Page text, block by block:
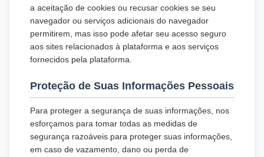
a aceitação de cookies ou recusar cookies se seu
navegador ou serviços adicionais do navegador
permitirem, mas isso pode afetar seu acesso seguro
aos sites relacionados à plataforma e aos serviços
fornecidos pela plataforma.
Proteção de Suas Informações Pessoais
Para proteger a segurança de suas informações, nos
esforçamos para tomar todas as medidas de
segurança razoáveis para proteger suas informações,
em caso de vazamento, dano ou perda de